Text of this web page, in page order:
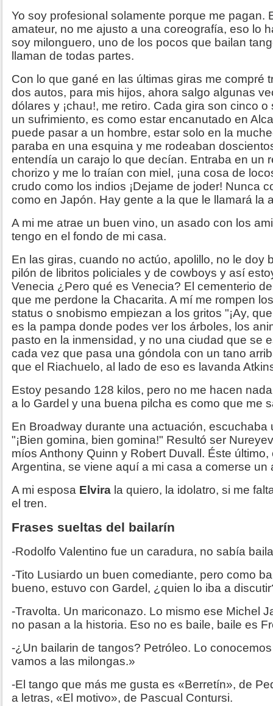
Yo soy profesional solamente porque me pagan.
amateur, no me ajusto a una coreografía, eso lo
soy milonguero, uno de los pocos que bailan
llaman de todas partes.
Con lo que gané en las últimas giras me compré
dos autos, para mis hijos, ahora salgo algunas
dólares y ¡chau!, me retiro. Cada gira son cinco
un sufrimiento, es como estar encanutado en
puede pasar a un hombre, estar solo en la
paraba en una esquina y me rodeaban
entendía un carajo lo que decían. Entraba en un
chorizo y me lo traían con miel, ¡una cosa de
crudo como los indios ¡Dejame de joder! Nunca
como en Japón. Hay gente a la que le llamará la
A mi me atrae un buen vino, un asado con los
tengo en el fondo de mi casa.
En las giras, cuando no actúo, apolillo, no le doy
pilón de libritos policiales y de cowboys y así
Venecia ¿Pero qué es Venecia? El cementerio
que me perdone la Chacarita. A mí me rompen
status o snobismo empiezan a los gritos "¡Ay,
es la pampa donde podes ver los árboles, los
pasto en la inmensidad, y no una ciudad que se
cada vez que pasa una góndola con un tano
que el Riachuelo, al lado de eso es lavanda
Estoy pesando 128 kilos, pero no me hacen
a lo Gardel y una buena pilcha es como que me
En Broadway durante una actuación, escuchaba
"¡Bien gomina, bien gomina!" Resultó ser
míos Anthony Quinn y Robert Duvall. Éste
Argentina, se viene aquí a mi casa a comerse un
A mi esposa Elvira la quiero, la idolatro, si me
el tren.
Frases sueltas del bailarín
-Rodolfo Valentino fue un caradura, no sabía
-Tito Lusiardo un buen comediante, pero como
bueno, estuvo con Gardel, ¿quien lo iba a
-Travolta. Un mariconazo. Lo mismo ese Michel
no pasan a la historia. Eso no es baile, baile es
-¿Un bailarin de tangos? Petróleo. Lo
vamos a las milongas.»
-El tango que más me gusta es «Berretín», de
a letras, «El motivo», de Pascual Contursi.